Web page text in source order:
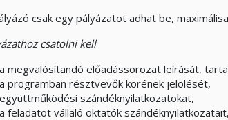
csak egy pályázatot adhat be,
csatolni kell
a megvalósítandó előadássorozat leírását,
a programban résztvevők körének jelölését,
együttműködési szándéknyilatkozatokat,
a feladatot vállaló oktatók